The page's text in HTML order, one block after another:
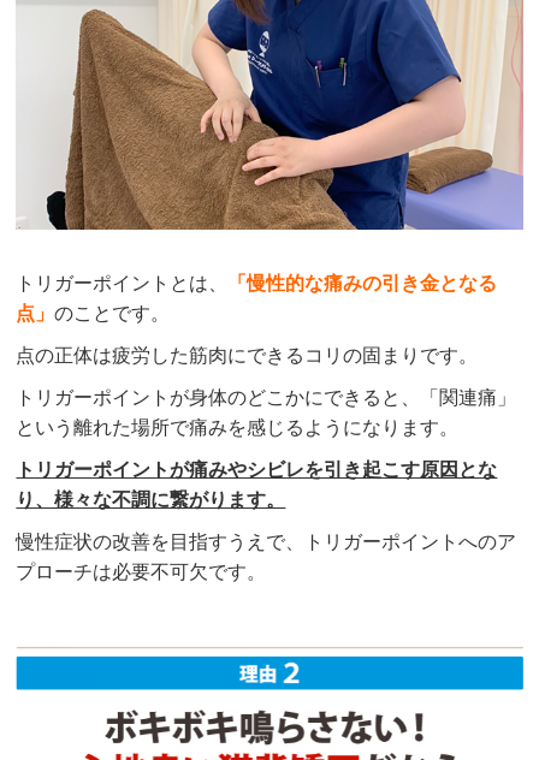
トリガーポイントとは、 「慢性的な痛みの引き金となる
点」のことです。
点の正体は疲労した筋肉にできるコリの固まりです。
トリガーポイントが身体のどこかにできると、「関連痛」
という離れた場所で痛みを感じるようになります。
トリガーポイントが痛みやシビレを引き起こす原因とな
り、様々な不調に繋がります。
慢性症状の改善を目指すうえで、トリガーポイントへのア
プローチは必要不可欠です。